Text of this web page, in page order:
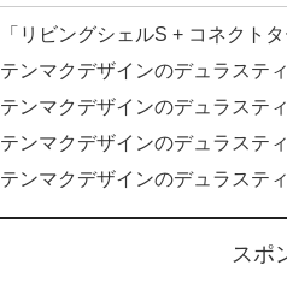
「リビングシェルS + コネクト
テンマクデザインのデュラステ
テンマクデザインのデュラステ
テンマクデザインのデュラステ
テンマクデザインのデュラステ
スポ